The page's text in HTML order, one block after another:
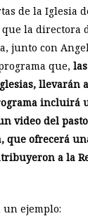
de la Iglesia
la directora
junto con
que,
llevarán
incluirá
video del
que ofrecerá
a la
un ejemplo: